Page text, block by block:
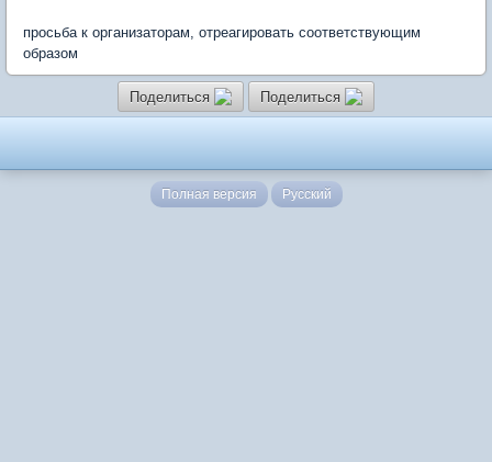
просьба к организаторам, отреагировать соответствующим
образом
Поделиться Поделиться
Полная версия Русский